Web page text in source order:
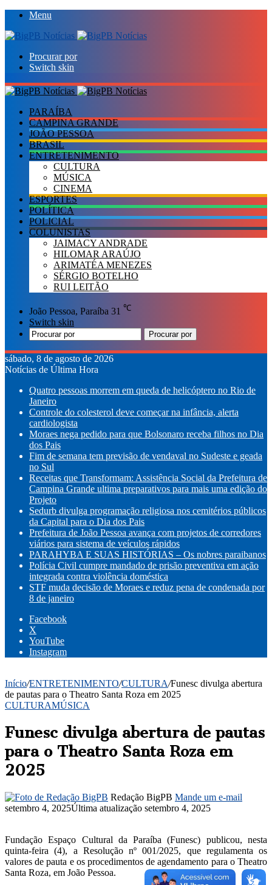
Menu
Procurar por
Switch skin
PARAÍBA
CAMPINA GRANDE
JOÃO PESSOA
BRASIL
ENTRETENIMENTO
CULTURA
MÚSICA
CINEMA
ESPORTES
POLÍTICA
POLICIAL
COLUNISTAS
JAIMACY ANDRADE
HILOMAR ARAÚJO
ARIMATÉA MENEZES
SÉRGIO BOTELHO
RUI LEITÃO
João Pessoa, Paraíba 31 ℃
Switch skin
Procurar por
sábado, 8 de agosto de 2026
Notícias de Última Hora
Quatro pessoas morrem em queda de helicóptero no Rio de
Janeiro
Controle do colesterol deve começar na infância, alerta
cardiologista
Moraes nega pedido para que Bolsonaro receba filhos no Dia
dos Pais
Fim de semana tem previsão de vendaval no Sudeste e geada
no Sul
Receitas que Transformam: Assistência Social da Prefeitura de
Campina Grande ultima preparativos para mais uma edição do
Projeto
Sedurb divulga programação religiosa nos cemitérios públicos
da Capital para o Dia dos Pais
Prefeitura de João Pessoa avança com projetos de corredores
viários para sistema de veículos rápidos
PARAHYBA E SUAS HISTÓRIAS – Os nobres paraibanos
Polícia Civil cumpre mandado de prisão preventiva em ação
integrada contra violência doméstica
STF muda decisão de Moraes e reduz pena de condenada por
8 de janeiro
Facebook
X
YouTube
Instagram
Início/ENTRETENIMENTO/CULTURA/Funesc divulga abertura
de pautas para o Theatro Santa Roza em 2025
CULTURAMÚSICA
Funesc divulga abertura de pautas
para o Theatro Santa Roza em
2025
Redação BigPB Mande um e-mail
setembro 4, 2025Última atualização setembro 4, 2025
Fundação Espaço Cultural da Paraíba (Funesc) publicou, nesta
quinta-feira (4), a Resolução nº 001/2025, que regulamenta os
valores de pauta e os procedimentos de agendamento para o Theatro
Santa Roza, em João Pessoa.